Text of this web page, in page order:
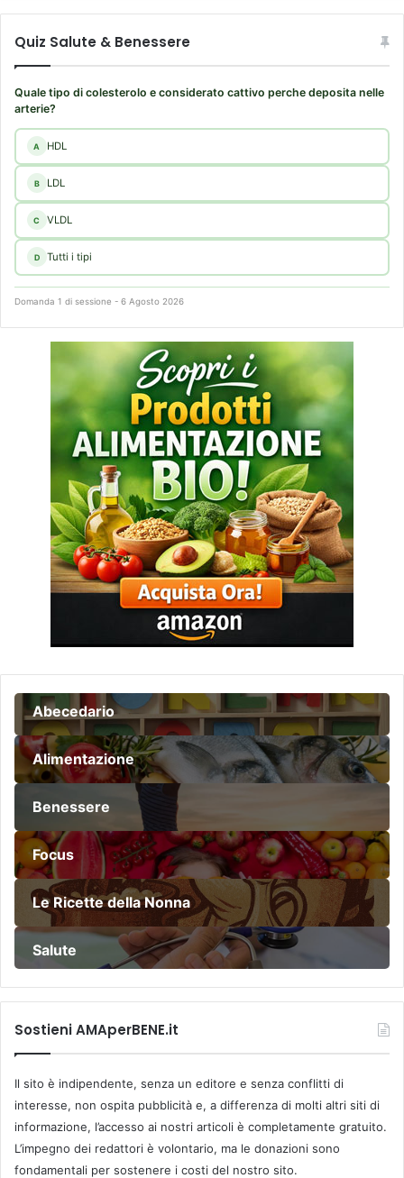
Quiz Salute & Benessere
Quale tipo di colesterolo e considerato cattivo perche deposita nelle
arterie?
A HDL
B LDL
C VLDL
D Tutti i tipi
Domanda 1 di sessione - 6 Agosto 2026
Abecedario
Alimentazione
Benessere
Focus
Le Ricette della Nonna
Salute
Sostieni AMAperBENE.it
Il sito è indipendente, senza un editore e senza conflitti di
interesse, non ospita pubblicità e, a differenza di molti altri siti di
informazione, l’accesso ai nostri articoli è completamente gratuito.
L’impegno dei redattori è volontario, ma le donazioni sono
fondamentali per sostenere i costi del nostro sito.